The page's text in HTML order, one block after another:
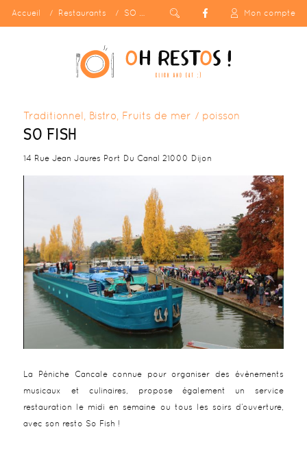
Accueil Restaurants SO FISH Mon compte
Traditionnel, Bistro, Fruits de mer / poisson
SO FISH
14 Rue Jean Jaures Port Du Canal 21000 Dijon
La Péniche Cancale connue pour organiser des évènements
musicaux et culinaires, propose également un service
restauration le midi en semaine ou tous les soirs d’ouverture,
avec son resto So Fish !